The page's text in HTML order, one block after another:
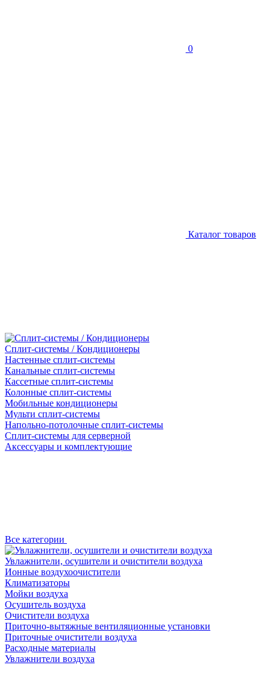
0
Каталог товаров
Сплит-системы / Кондиционеры
Настенные сплит-системы
Канальные сплит-системы
Кассетные сплит-системы
Колонные сплит-системы
Мобильные кондиционеры
Мульти сплит-системы
Напольно-потолочные сплит-системы
Сплит-системы для серверной
Аксессуары и комплектующие
Все категории
Увлажнители, осушители и очистители воздуха
Ионные воздухоочистители
Климатизаторы
Мойки воздуха
Осушитель воздуха
Очистители воздуха
Приточно-вытяжные вентиляционные установки
Приточные очистители воздуха
Расходные материалы
Увлажнители воздуха